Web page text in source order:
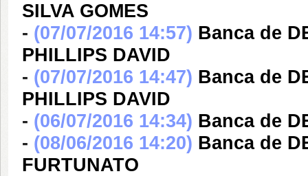
SILVA GOMES
- (07/07/2016 14:57) Banca de
PHILLIPS DAVID
- (07/07/2016 14:47) Banca de
PHILLIPS DAVID
- (06/07/2016 14:34) Banca de
- (08/06/2016 14:20) Banca de
FURTUNATO